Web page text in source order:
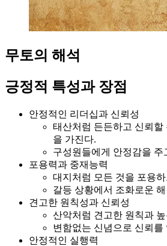
무토의 해석
긍정적 특성과 장점
안정적인 리더십과 신뢰성
태산처럼 든든하고 신뢰할
을 가진다.
구성원들에게 안정감을 주
포용력과 중재능력
대지처럼 모든 것을 포용
갈등 상황에서 조화로운
견고한 원칙성과 신뢰성
산악처럼 견고한 원칙과
변함없는 신념으로 신뢰를
안정적인 실행력